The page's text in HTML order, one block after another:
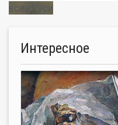
всея Руси
Интересное